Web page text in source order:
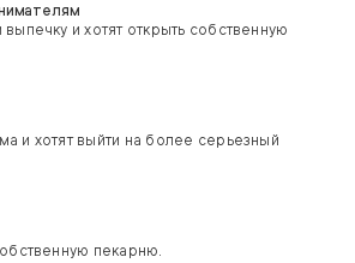
и хотят открыть собственную
и хотят выйти на более серьезный
пекарню.